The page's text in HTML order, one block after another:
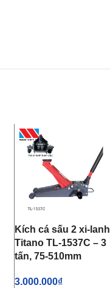
Kích cá sấu 2 xi-lanh
Titano TL-1537C – 3
tấn, 75-510mm
3.000.000₫